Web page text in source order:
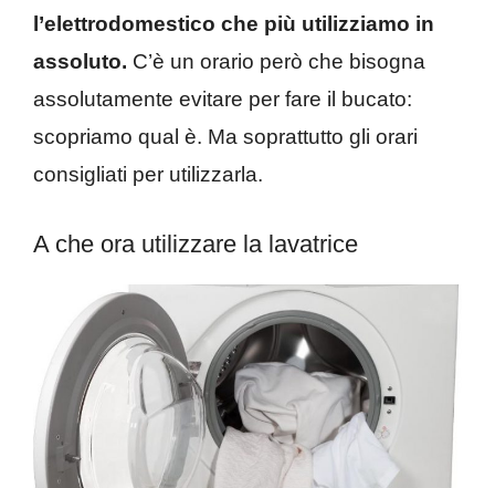
l’elettrodomestico che più utilizziamo in
assoluto. C’è un orario però che bisogna
assolutamente evitare per fare il bucato:
scopriamo qual è. Ma soprattutto gli orari
consigliati per utilizzarla.
A che ora utilizzare la lavatrice